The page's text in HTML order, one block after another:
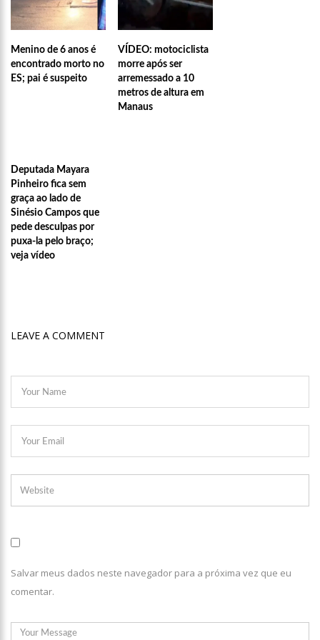
Menino de 6 anos é
encontrado morto no
ES; pai é suspeito
VÍDEO: motociclista
morre após ser
arremessado a 10
metros de altura em
Manaus
Deputada Mayara
Pinheiro fica sem
graça ao lado de
Sinésio Campos que
pede desculpas por
puxa-la pelo braço;
veja vídeo
LEAVE A COMMENT
Salvar meus dados neste navegador para a próxima vez que eu
comentar.